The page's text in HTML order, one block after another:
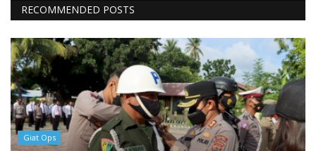
RECOMMENDED POSTS
Giat Ops